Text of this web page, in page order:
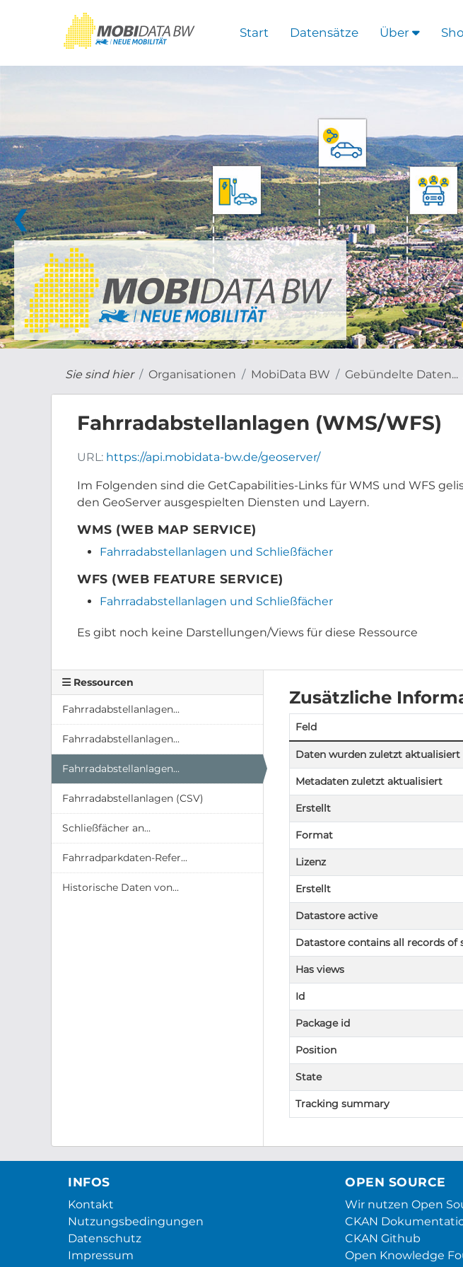
Start Datensätze Über
❮
Sie sind hier Organisationen MobiData BW Gebündelte Daten...
Fahrradabstellanlagen (WMS/WFS)
URL: https://api.mobidata-bw.de/geoserver/
Im Folgenden sind die GetCapabilities-Links für WMS und WFS
den GeoServer ausgespielten Diensten und Layern.
WMS (WEB MAP SERVICE)
Fahrradabstellanlagen und Schließfächer
WFS (WEB FEATURE SERVICE)
Fahrradabstellanlagen und Schließfächer
Es gibt noch keine Darstellungen/Views für diese Ressource
Ressourcen
Fahrradabstellanlagen...
Fahrradabstellanlagen...
Fahrradabstellanlagen...
Fahrradabstellanlagen (CSV)
Schließfächer an...
Fahrradparkdaten-Refer...
Historische Daten von...
Zusätzliche
Feld
Daten wurden zuletzt aktualisiert
Metadaten zuletzt aktualisiert
Erstellt
Format
Lizenz
Erstellt
Datastore active
Datastore contains all records of
Has views
Id
Package id
Position
State
Tracking summary
INFOS
Kontakt
Nutzungsbedingungen
Datenschutz
Impressum
OPEN SOURCE
Wir nutzen Open
CKAN
CKAN Github
Open Knowledge